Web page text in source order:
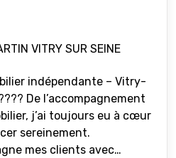
VITRY SUR SEINE
indépendante – Vitry-
j’ai toujours eu à cœur
sereinement.
mes clients avec